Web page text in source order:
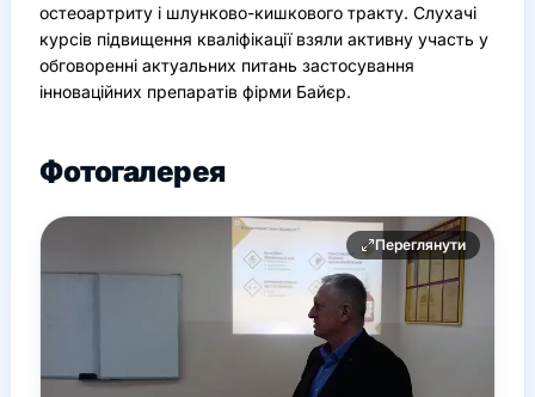
остеоартриту і шлунково-кишкового тракту. Слухачі
курсів підвищення кваліфікації взяли активну участь у
обговоренні актуальних питань застосування
інноваційних препаратів фірми Байєр.
Фотогалерея
Переглянути